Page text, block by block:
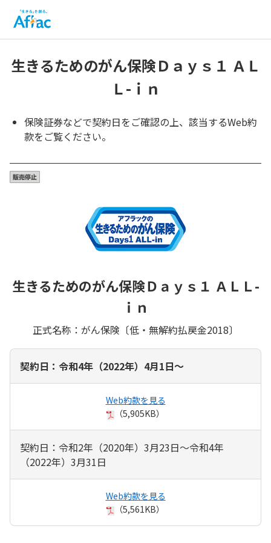
生きるためのがん保険Ｄａｙｓ１ ＡＬ
Ｌ-ｉｎ
保険証券などで契約日をご確認の上、該当するWeb約
款をご覧ください。
生きるためのがん保険Ｄａｙｓ１ ＡＬＬ-
ｉｎ
正式名称：がん保険〔低・無解約払戻金2018〕
契約日：令和4年（2022年）4月1日～
Web約款を見る
（5,905KB）
契約日：令和2年（2020年）3月23日～令和4年
（2022年）3月31日
Web約款を見る
（5,561KB）